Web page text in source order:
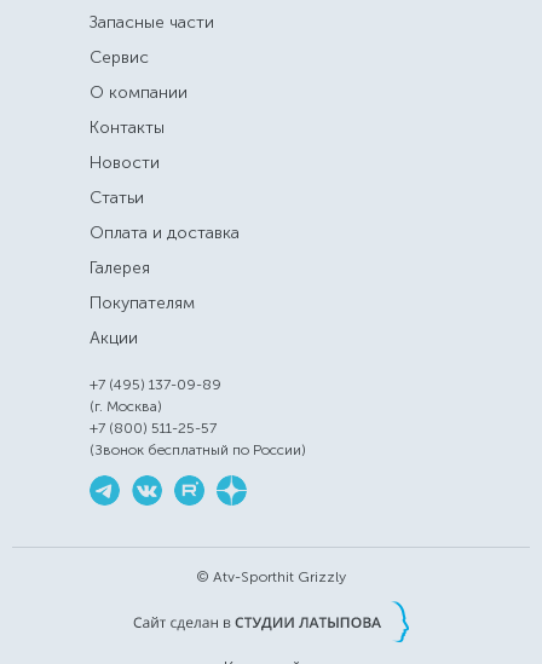
Запасные части
Сервис
О компании
Контакты
Новости
Статьи
Оплата и доставка
Галерея
Покупателям
Акции
+7 (495) 137-09-89
(г. Москва)
+7 (800) 511-25-57
(Звонок бесплатный по России)
© Atv-Sporthit Grizzly